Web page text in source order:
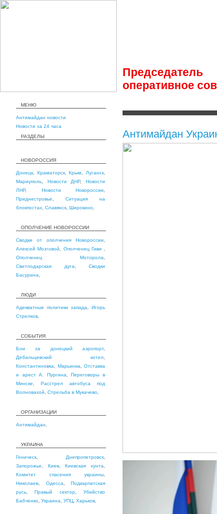
оперативное
МЕНЮ
Антимайдан новости
Новости за 24 часа
РАЗДЕЛЫ
НОВОРОССИЯ
Донецк Краматорск,Крым Луганск
Мариуполь
Новости ДНР,Новости
ЛНР, Новости Новороссии
Приднестровье
Ситуация на
блокпостах Славянск Широкино
ОПОЛЧЕНИЕ НОВОРОССИИ
Сводки от ополчения Новороссии
Алексей Мозговой
Ополченец Гиви
Ополченец Моторола
Светлодарская дуга
Сводки
Басурина
ЛЮДИ
Адекватные политики запада ,Игорь
Стрелков
СОБЫТИЯ
Бои за донецкий аэропорт,
Дебальцевский котел
Константиновка
Марьинка
Отставка
и арест А. Пургина ,Переговоры в
Минске
Расстрел автобуса под
Волновахой
Стрельба в Мукачево
ОРГАНИЗАЦИИ
Антимайдан
УКРАИНА
Геническ Днепропетровск
Запорожье
Киев,Киевская хунта
Комитет спасения украины
Николаев
Одесса
Подкарпатская
русь ,Правый сектор,Убийство
Бабченко Украина УПЦ Харьков
Антимайдан